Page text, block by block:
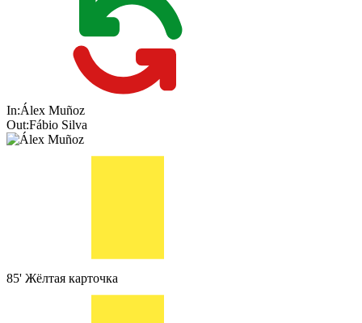
In:Álex Muñoz
Out:Fábio Silva
85' Жёлтая карточка